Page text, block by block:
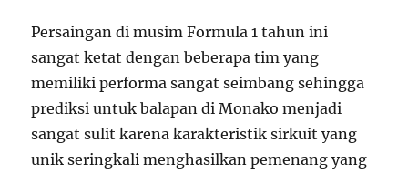
Persaingan di musim Formula 1 tahun ini
sangat ketat dengan beberapa tim yang
memiliki performa sangat seimbang sehingga
prediksi untuk balapan di Monako menjadi
sangat sulit karena karakteristik sirkuit yang
unik seringkali menghasilkan pemenang yang